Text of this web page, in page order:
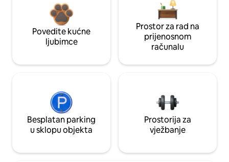
Povedite kućne
ljubimce
Prostor za rad na
prijenosnom
računalu
Besplatan parking
u sklopu objekta
Prostorija za
vježbanje